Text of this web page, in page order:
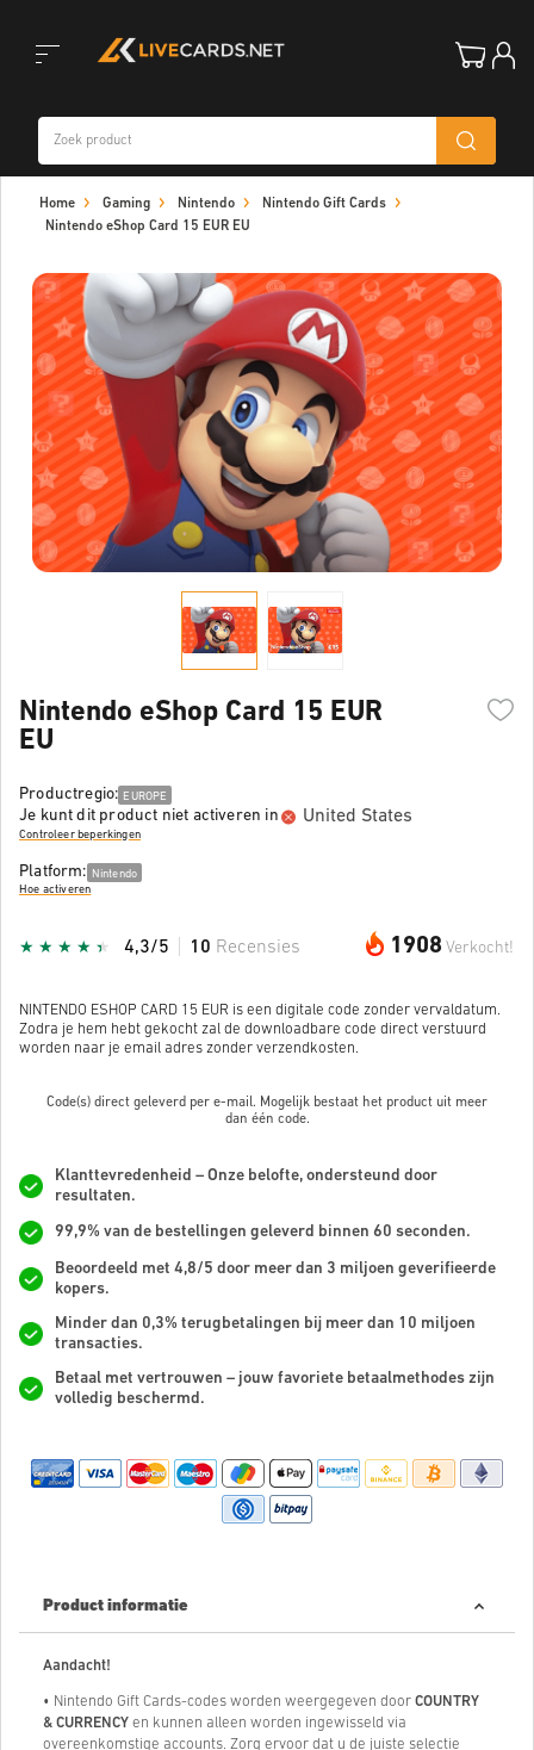
navigation
Home Gaming Nintendo
Nintendo Gift Cards
Nintendo eShop Card 15 EUR EU
Nintendo eShop Card 15 EUR
EU
Productregio: EUROPE
Je kunt dit product niet activeren in United States
Controleer beperkingen
Platform: Nintendo
Hoe activeren
1908 Verkocht!
4,3/5 10 Recensies
NINTENDO ESHOP CARD 15 EUR is een digitale code zonder vervaldatum.
Zodra je hem hebt gekocht zal de downloadbare code direct verstuurd
worden naar je email adres zonder verzendkosten.
Code(s) direct geleverd per e-mail. Mogelijk bestaat het product uit meer
dan één code.
Klanttevredenheid – Onze belofte, ondersteund door
resultaten.
99,9% van de bestellingen geleverd binnen 60 seconden.
Beoordeeld met 4,8/5 door meer dan 3 miljoen geverifieerde
kopers.
Minder dan 0,3% terugbetalingen bij meer dan 10 miljoen
transacties.
Betaal met vertrouwen – jouw favoriete betaalmethodes zijn
volledig beschermd.
Product informatie
Aandacht!
• Nintendo Gift Cards-codes worden weergegeven door COUNTRY
& CURRENCY en kunnen alleen worden ingewisseld via
overeenkomstige accounts. Zorg ervoor dat u de juiste selectie